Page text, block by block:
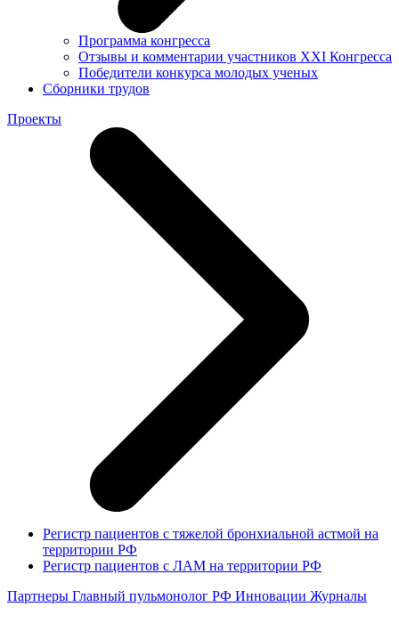
Программа конгресса
Отзывы и комментарии участников XXI Конгресса
Победители конкурса молодых ученых
Сборники трудов
Проекты
Регистр пациентов с тяжелой бронхиальной астмой на
территории РФ
Регистр пациентов с ЛАМ на территории РФ
Партнеры Главный пульмонолог РФ Инновации Журналы